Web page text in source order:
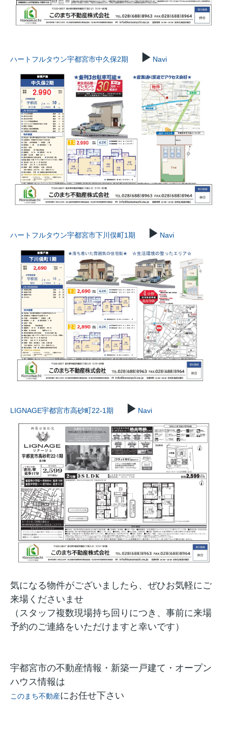
ハートフルタウン宇都宮市中久保2期 ▶ Navi
ハートフルタウン宇都宮市下川俣町1期 ▶ Navi
LIGNAGE宇都宮市高砂町22-1期 ▶ Navi
気になる物件がございましたら、ぜひお気軽にご
来場くださいませ
（スタッフ複数現場持ち回りにつき、事前に来場
予約のご連絡をいただけますと幸いです）
宇都宮市の不動産情報・新築一戸建て・オープン
ハウス情報は
このまち不動産にお任せ下さい